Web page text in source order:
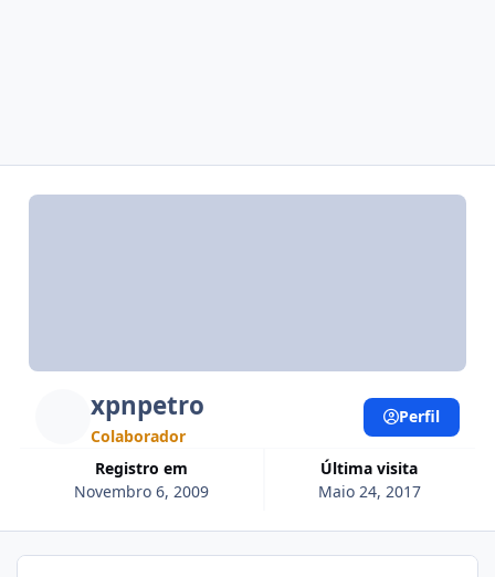
xpnpetro
Colaborador
Registro em
Novembro 6, 2009
Última visita
Maio 24, 2017
Perfil